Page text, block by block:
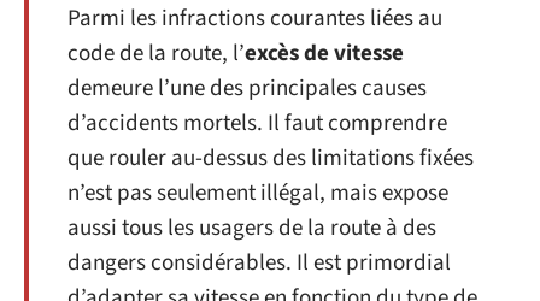
Parmi les infractions courantes liées au
code de la route, l’excès de vitesse
demeure l’une des principales causes
d’accidents mortels. Il faut comprendre
que rouler au-dessus des limitations fixées
n’est pas seulement illégal, mais expose
aussi tous les usagers de la route à des
dangers considérables. Il est primordial